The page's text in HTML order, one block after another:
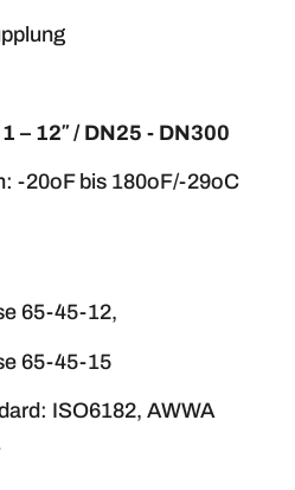
1 – 12″ / DN25 - DN300
-20oF bis 180oF/-29oC
65-45-12,
65-45-15
ISO6182, AWWA